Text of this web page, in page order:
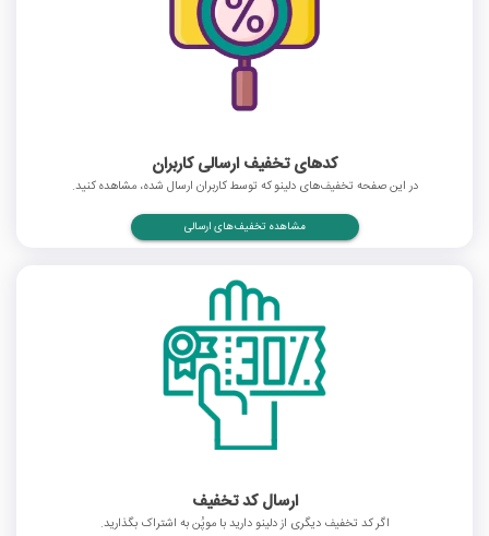
کدهای تخفیف ارسالی کاربران
در این صفحه تخفیف‌های دلینو که توسط کاربران ارسال شده، مشاهده کنید.
مشاهده تخفیف‌های ارسالی
ارسال کد تخفیف
اگر کد تخفیف دیگری از دلینو دارید با موپُن به اشتراک بگذارید.